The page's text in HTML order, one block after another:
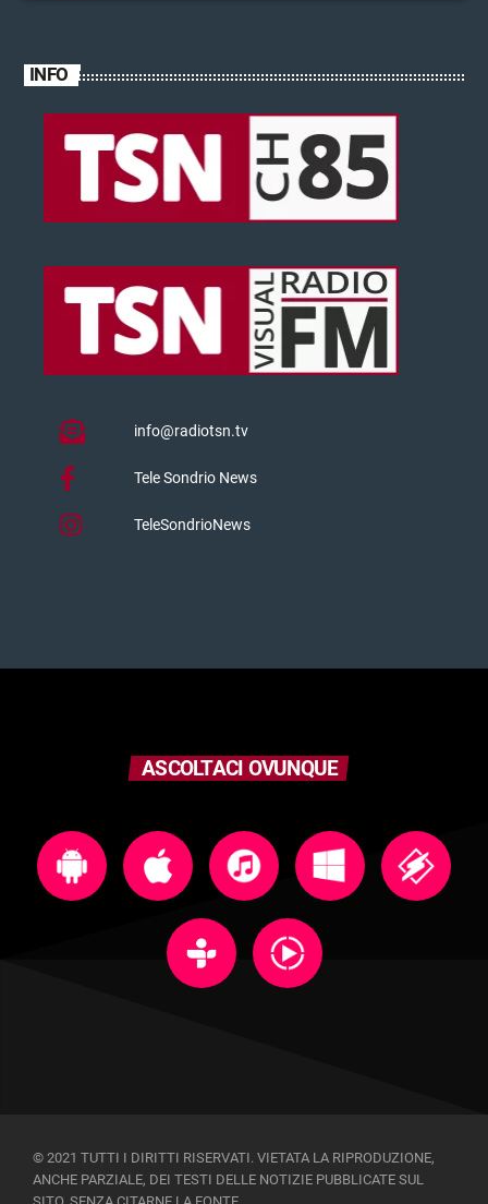
INFO
info@radiotsn.tv
Tele Sondrio News
TeleSondrioNews
ASCOLTACI OVUNQUE
© 2021 TUTTI I DIRITTI RISERVATI. VIETATA LA RIPRODUZIONE,
ANCHE PARZIALE, DEI TESTI DELLE NOTIZIE PUBBLICATE SUL